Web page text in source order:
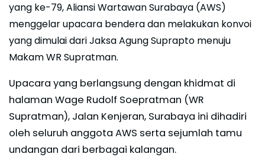
yang ke-79, Aliansi Wartawan Surabaya (AWS)
menggelar upacara bendera dan melakukan konvoi
yang dimulai dari Jaksa Agung Suprapto menuju
Makam WR Supratman.
Upacara yang berlangsung dengan khidmat di
halaman Wage Rudolf Soepratman (WR
Supratman), Jalan Kenjeran, Surabaya ini dihadiri
oleh seluruh anggota AWS serta sejumlah tamu
undangan dari berbagai kalangan.